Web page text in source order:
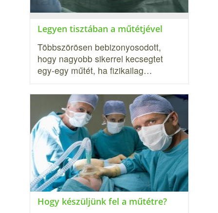
Legyen tisztában a műtétjével
Többszörösen bebizonyosodott,
hogy nagyobb sikerrel kecsegtet
egy-egy műtét, ha fizikailag…
Hogy készüljünk fel a műtétre?